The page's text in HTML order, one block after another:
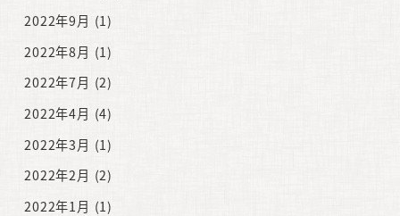
2022年9月 (1)
2022年8月 (1)
2022年7月 (2)
2022年4月 (4)
2022年3月 (1)
2022年2月 (2)
2022年1月 (1)